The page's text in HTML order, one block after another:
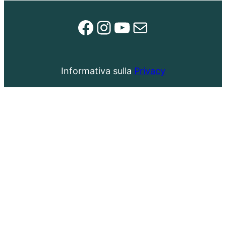
Facebook Instagram YouTube Email
Informativa sulla Privacy